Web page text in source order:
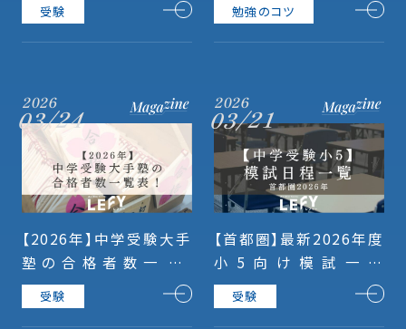
すく解説！
受験 勉強のコツ
2026
03/24
【2026年】中学受験大手
塾の合格者数一覧！
SAPIX（サピ）・四谷大
塚・日能研・早稲アカ・グ
受験
2026
03/21
【首都圏】最新2026年度
小5向け模試一覧
（SAPIX、四谷、首都模
試、日能研）
受験